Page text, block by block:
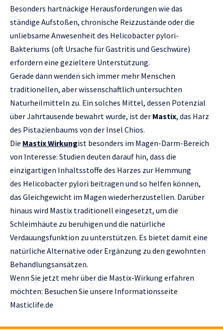
Besonders hartnäckige Herausforderungen wie das
ständige Aufstoßen, chronische Reizzustände oder die
unliebsame Anwesenheit des Helicobacter pylori-
Bakteriums (oft Ursache für Gastritis und Geschwüre)
erfordern eine gezieltere Unterstützung.
Gerade dann wenden sich immer mehr Menschen
traditionellen, aber wissenschaftlich untersuchten
Naturheilmitteln zu. Ein solches Mittel, dessen Potenzial
über Jahrtausende bewahrt wurde, ist der Mastix, das Harz
des Pistazienbaums von der Insel Chios.
Die Mastix Wirkungist besonders im Magen-Darm-Bereich
von Interesse: Studien deuten darauf hin, dass die
einzigartigen Inhaltsstoffe des Harzes zur Hemmung
des Helicobacter pylori beitragen und so helfen können,
das Gleichgewicht im Magen wiederherzustellen. Darüber
hinaus wird Mastix traditionell eingesetzt, um die
Schleimhäute zu beruhigen und die natürliche
Verdauungsfunktion zu unterstützen. Es bietet damit eine
natürliche Alternative oder Ergänzung zu den gewohnten
Behandlungsansätzen.
Wenn Sie jetzt mehr über die Mastix-Wirkung erfahren
möchten: Besuchen Sie unsere Informationsseite
Masticlife.de